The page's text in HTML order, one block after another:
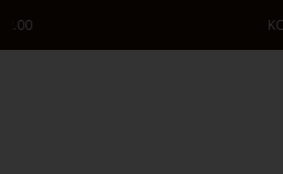
KONTAKT OS: +45